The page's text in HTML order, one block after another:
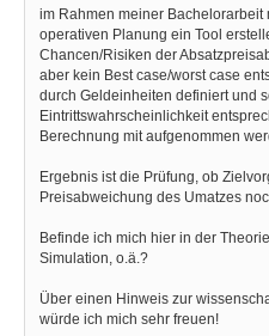
im Rahmen meiner
operativen Planung ein Tool
Chancen/Risiken der
aber kein Best case/worst case
durch Geldeinheiten definiert und
Eintrittswahrscheinlichkeit
Berechnung mit aufgenommen
Ergebnis ist die Prüfung, ob
Preisabweichung des Umatzes
Befinde ich mich hier in der
Simulation, o.ä.?
Über einen Hinweis zur
würde ich mich sehr freuen!